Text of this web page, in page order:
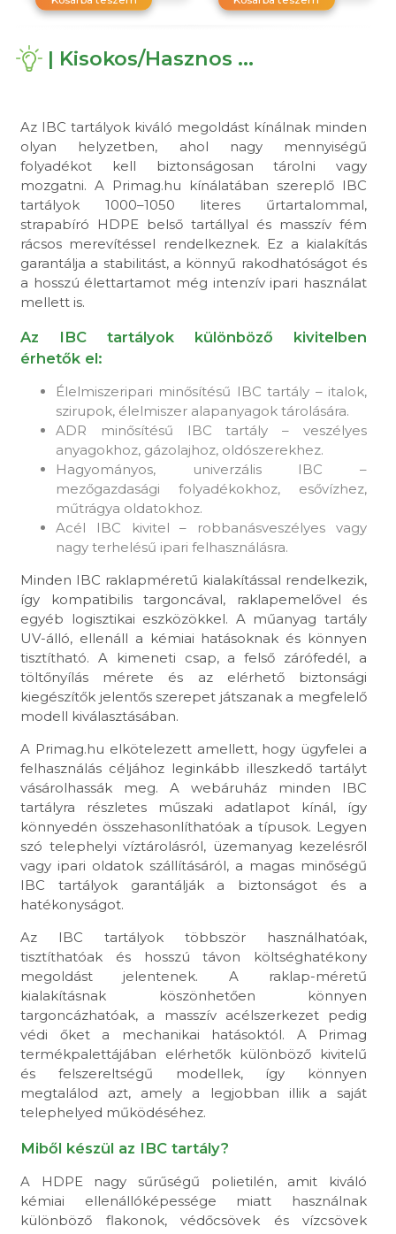
| Kisokos/Hasznos ...
Az IBC tartályok kiváló megoldást kínálnak minden
olyan helyzetben, ahol nagy mennyiségű
folyadékot kell biztonságosan tárolni vagy
mozgatni. A Primag.hu kínálatában szereplő IBC
tartályok 1000–1050 literes űrtartalommal,
strapabíró HDPE belső tartállyal és masszív fém
rácsos merevítéssel rendelkeznek. Ez a kialakítás
garantálja a stabilitást, a könnyű rakodhatóságot és
a hosszú élettartamot még intenzív ipari használat
mellett is.
Az IBC tartályok különböző kivitelben
érhetők el:
Élelmiszeripari minősítésű IBC tartály – italok,
szirupok, élelmiszer alapanyagok tárolására.
ADR minősítésű IBC tartály – veszélyes
anyagokhoz, gázolajhoz, oldószerekhez.
Hagyományos, univerzális IBC –
mezőgazdasági folyadékokhoz, esővízhez,
műtrágya oldatokhoz.
Acél IBC kivitel – robbanásveszélyes vagy
nagy terhelésű ipari felhasználásra.
Minden IBC raklapméretű kialakítással rendelkezik,
így kompatibilis targoncával, raklapemelővel és
egyéb logisztikai eszközökkel. A műanyag tartály
UV-álló, ellenáll a kémiai hatásoknak és könnyen
tisztítható. A kimeneti csap, a felső zárófedél, a
töltőnyílás mérete és az elérhető biztonsági
kiegészítők jelentős szerepet játszanak a megfelelő
modell kiválasztásában.
A Primag.hu elkötelezett amellett, hogy ügyfelei a
felhasználás céljához leginkább illeszkedő tartályt
vásárolhassák meg. A webáruház minden IBC
tartályra részletes műszaki adatlapot kínál, így
könnyedén összehasonlíthatóak a típusok. Legyen
szó telephelyi víztárolásról, üzemanyag kezelésről
vagy ipari oldatok szállításáról, a magas minőségű
IBC tartályok garantálják a biztonságot és a
hatékonyságot.
Az IBC tartályok többször használhatóak,
tisztíthatóak és hosszú távon költséghatékony
megoldást jelentenek. A raklap-méretű
kialakításnak köszönhetően könnyen
targoncázhatóak, a masszív acélszerkezet pedig
védi őket a mechanikai hatásoktól. A Primag
termékpalettájában elérhetők különböző kivitelű
és felszereltségű modellek, így könnyen
megtalálod azt, amely a legjobban illik a saját
telephelyed működéséhez.
Miből készül az IBC tartály?
A HDPE nagy sűrűségű polietilén, amit kiváló
kémiai ellenállóképessége miatt használnak
különböző flakonok, védőcsövek és vízcsövek